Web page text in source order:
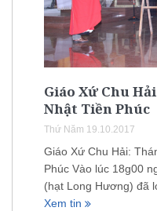
Giáo Xứ Chu
Nhật Tiền Phúc
Thứ Năm 19.10.2017
Giáo Xứ Chu Hải:
Phúc Vào lúc 18g00
(hạt Long Hương) đã
Xem tin